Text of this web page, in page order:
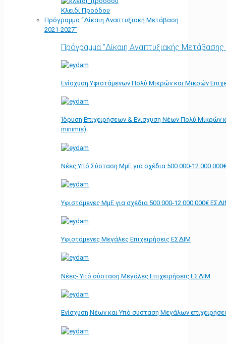
Κλειδί Προόδου
Πρόγραμμα “Δίκαιη Αναπτυξιακή Μετάβαση
2021-2027”
Πρόγραμμα "Δίκαιη Αναπτυξιακής
Ενίσχυση Υφιστάμενων Πολύ Μικρών και Μικρών
Ίδρυση Επιχειρήσεων & Ενίσχυση Νέων Πολύ Μικρών
minimis)
Νέες Υπό Σύσταση ΜμΕ για σχέδια 500.000-
Υφιστάμενες ΜμΕ για σχέδια 500.000-12.000.000€
Υφιστάμενες Μεγάλες Επιχειρήσεις ΕΣΔΙΜ
Νέες- Υπό σύσταση Μεγάλες Επιχειρήσεις ΕΣΔΙΜ
Ενίσχυση Νέων και Υπό σύσταση Μεγάλων